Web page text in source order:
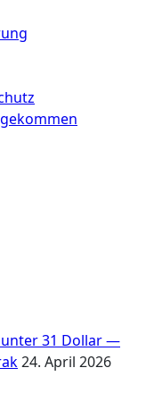
unter 31 Dollar —
24. April 2026